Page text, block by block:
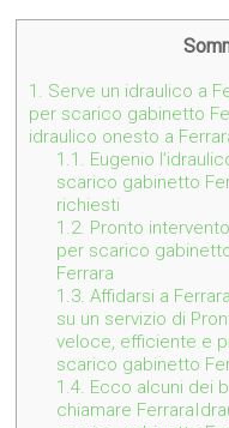
1. Serve un idraulico a
per scarico gabinetto
idraulico onesto a
1.1. Eugenio
scarico gabinetto
richiesti
1.2. Pronto
per scarico
Ferrara
1.3. Affidarsi a
su un servizio di
veloce, efficiente e
scarico gabinetto
1.4. Ecco alcuni dei
chiamare